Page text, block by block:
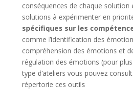
conséquences de chaque solution
solutions à expérimenter en
spécifiques sur les
comme l’identification des
compréhension des émotions et
régulation des émotions (pour
type d’ateliers vous pouvez
répertorie ces outils